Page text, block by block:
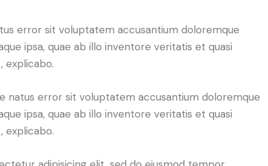
error sit voluptatem accusantium doloremque
ipsa, quae ab illo inventore veritatis et quasi
explicabo.
natus error sit voluptatem accusantium doloremque
ipsa, quae ab illo inventore veritatis et quasi
explicabo.